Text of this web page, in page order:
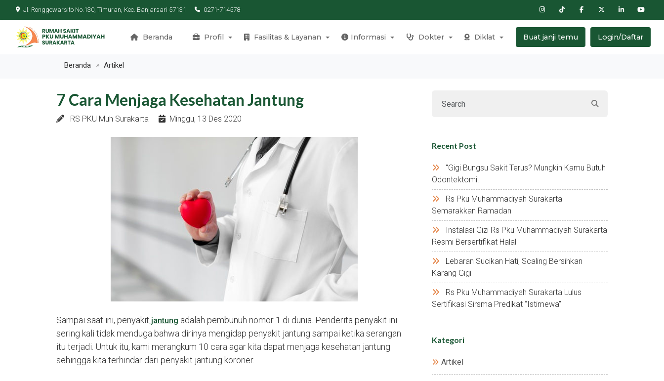
Jl. Ronggowarsito No.130, Timuran, Kec. Banjarsari 57131 0271-714578
Beranda Profil Fasilitas & Layanan Informasi Dokter Diklat Buat janji temu Login/Daftar
Beranda Artikel
7 Cara Menjaga Kesehatan Jantung
RS PKU Muh Surakarta Minggu, 13 Des 2020
Sampai saat ini, penyakit jantung adalah pembunuh nomor 1 di dunia. Penderita penyakit ini
sering kali tidak menduga bahwa dirinya mengidap penyakit jantung sampai ketika serangan
itu terjadi. Untuk itu, kami merangkum 10 cara agar kita dapat menjaga kesehatan jantung
sehingga kita terhindar dari penyakit jantung koroner.
Recent Post
“gigi Bungsu Sakit Terus? Mungkin Kamu Butuh
Odontektomi!
Rs Pku Muhammadiyah Surakarta
Semarakkan Ramadan
Instalasi Gizi Rs Pku Muhammadiyah Surakarta
Resmi Bersertifikat Halal
Lebaran Sucikan Hati, Scaling Bersihkan
Karang Gigi
Rs Pku Muhammadiyah Surakarta Lulus
Sertifikasi Sirsma Predikat “istimewa”
Kategori
Artikel